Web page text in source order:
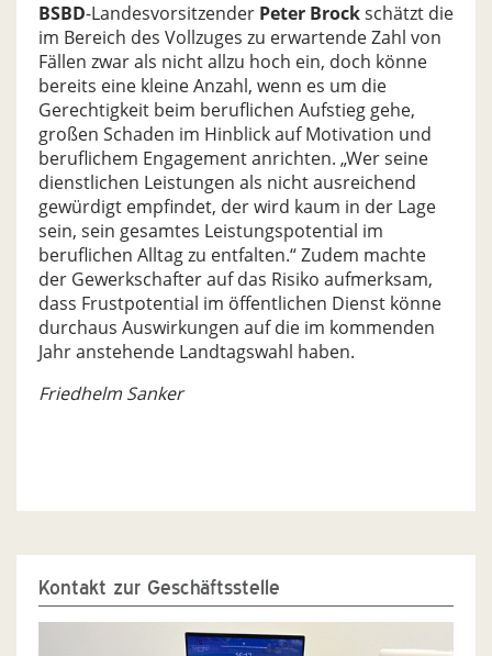
BSBD-Landesvorsitzender Peter Brockschätzt die
im Bereich des Vollzuges zu erwartende Zahl von
Fällen zwar als nicht allzu hoch ein, doch könne
bereits eine kleine Anzahl, wenn es um die
Gerechtigkeit beim beruflichen Aufstieg gehe,
großen Schaden im Hinblick auf Motivation und
beruflichem Engagement anrichten. „Wer seine
dienstlichen Leistungen als nicht ausreichend
gewürdigt empfindet, der wird kaum in der Lage
sein, sein gesamtes Leistungspotential im
beruflichen Alltag zu entfalten.“ Zudem machte
der Gewerkschafter auf das Risiko aufmerksam,
dass Frustpotential im öffentlichen Dienst könne
durchaus Auswirkungen auf die im kommenden
Jahr anstehende Landtagswahl haben.
Friedhelm Sanker
Kontakt zur Geschäftsstelle